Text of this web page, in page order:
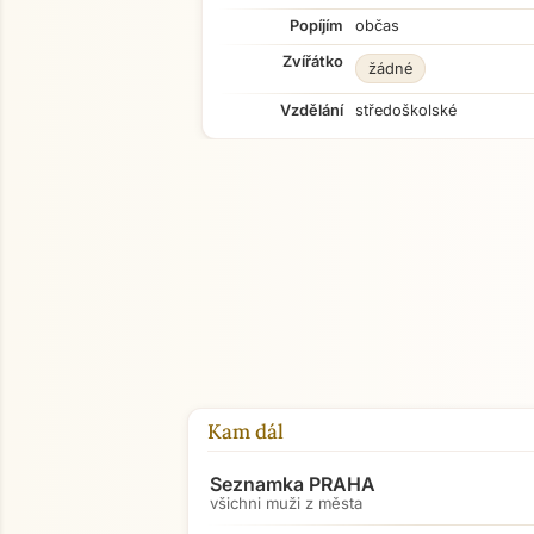
Popíjím
občas
Zvířátko
žádné
Vzdělání středoškolské
Kam dál
Seznamka PRAHA
všichni muži z města